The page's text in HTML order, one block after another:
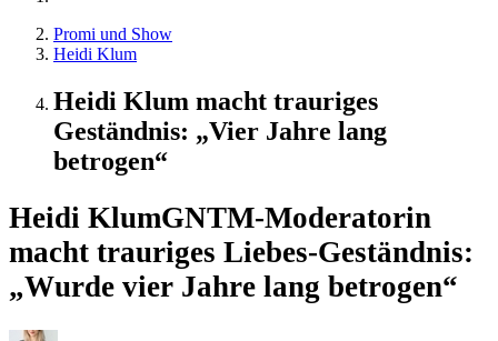
Promi und Show
Heidi Klum
Heidi Klum macht trauriges
Geständnis: „Vier Jahre lang
betrogen“
Heidi KlumGNTM-Moderatorin
macht trauriges Liebes-Geständnis:
„Wurde vier Jahre lang betrogen“